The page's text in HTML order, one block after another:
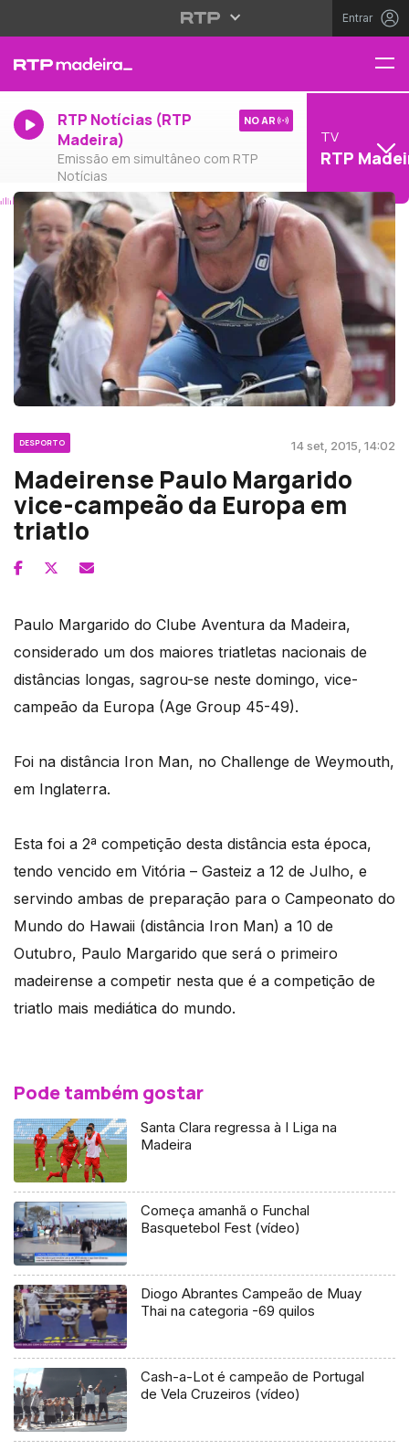
Entrar
RTP Notícias (RTP
Madeira)
Emissão em simultâneo com RTP
Notícias
NO AR
TV
RTP
DESPORTO 14 set, 2015, 14:02
Madeirense Paulo Margarido
vice-campeão da Europa em
triatlo
Paulo Margarido do Clube Aventura da Madeira,
considerado um dos maiores triatletas nacionais de
distâncias longas, sagrou-se neste domingo, vice-
campeão da Europa (Age Group 45-49).
Foi na distância Iron Man, no Challenge de Weymouth,
em Inglaterra.
Esta foi a 2ª competição desta distância esta época,
tendo vencido em Vitória – Gasteiz a 12 de Julho, e
servindo ambas de preparação para o Campeonato do
Mundo do Hawaii (distância Iron Man) a 10 de
Outubro, Paulo Margarido que será o primeiro
madeirense a competir nesta que é a competição de
triatlo mais mediática do mundo.
Pode também gostar
Santa Clara regressa à I Liga na
Madeira
Começa amanhã o Funchal
Basquetebol Fest (vídeo)
Diogo Abrantes Campeão de Muay
Thai na categoria -69 quilos
Cash-a-Lot é campeão de Portugal
de Vela Cruzeiros (vídeo)